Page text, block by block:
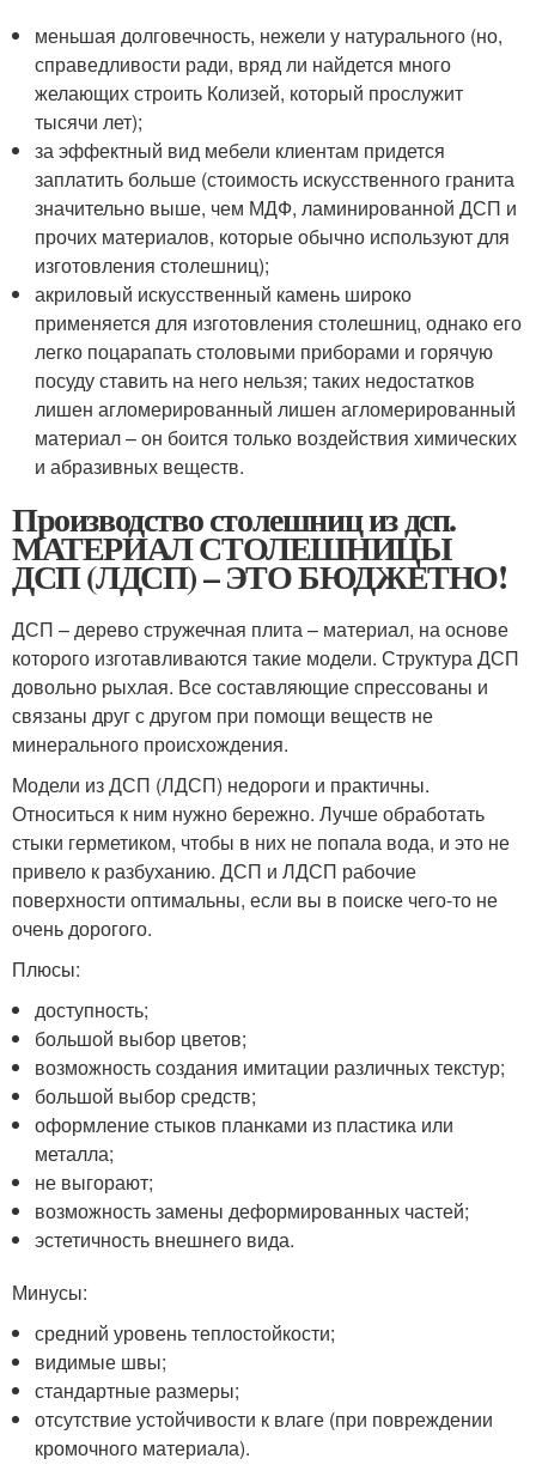
меньшая долговечность, нежели у натурального (но,
справедливости ради, вряд ли найдется много
желающих строить Колизей, который прослужит
тысячи лет);
за эффектный вид мебели клиентам придется
заплатить больше (стоимость искусственного гранита
значительно выше, чем МДФ, ламинированной ДСП и
прочих материалов, которые обычно используют для
изготовления столешниц);
акриловый искусственный камень широко
применяется для изготовления столешниц, однако его
легко поцарапать столовыми приборами и горячую
посуду ставить на него нельзя; таких недостатков
лишен агломерированный лишен агломерированный
материал – он боится только воздействия химических
и абразивных веществ.
Производство столешниц из дсп.
МАТЕРИАЛ СТОЛЕШНИЦЫ
ДСП (ЛДСП) – ЭТО БЮДЖЕТНО!
ДСП – дерево стружечная плита – материал, на основе
которого изготавливаются такие модели. Структура ДСП
довольно рыхлая. Все составляющие спрессованы и
связаны друг с другом при помощи веществ не
минерального происхождения.
Модели из ДСП (ЛДСП) недороги и практичны.
Относиться к ним нужно бережно. Лучше обработать
стыки герметиком, чтобы в них не попала вода, и это не
привело к разбуханию. ДСП и ЛДСП рабочие
поверхности оптимальны, если вы в поиске чего-то не
очень дорогого.
Плюсы:
доступность;
большой выбор цветов;
возможность создания имитации различных текстур;
большой выбор средств;
оформление стыков планками из пластика или
металла;
не выгорают;
возможность замены деформированных частей;
эстетичность внешнего вида.
Минусы:
средний уровень теплостойкости;
видимые швы;
стандартные размеры;
отсутствие устойчивости к влаге (при повреждении
кромочного материала).